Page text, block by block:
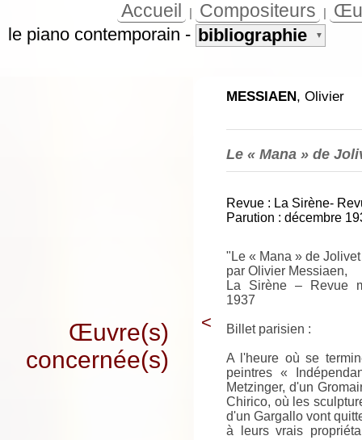
Accueil Compositeurs
Œuvre(s)
concernée(s)
<
MESSIAEN, Olivier
Le « Mana » de
Revue : La Sirène-
Parution : décembre
"Le « Mana » de Jolivet
par Olivier Messiaen,
La Sirène – Revue
1937
Billet parisien :
A l'heure où se
peintres «
Metzinger, d'un
Chirico, où les
d'un Gargallo vont
à leurs vrais
le piano contemporain - bibliographie ▼